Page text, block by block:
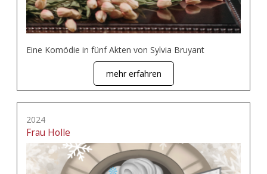
Eine Komödie in fünf Akten von Sylvia Bruyant
mehr erfahren
2024
Frau Holle